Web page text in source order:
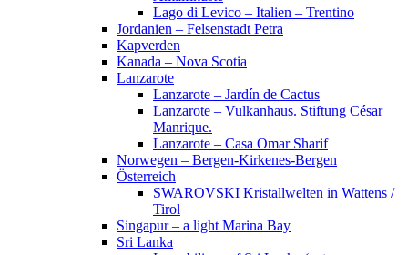
Lago di Levico – Italien – Trentino
Jordanien – Felsenstadt Petra
Kapverden
Kanada – Nova Scotia
Lanzarote
Lanzarote – Jardín de Cactus
Lanzarote – Vulkanhaus. Stiftung César
Manrique.
Lanzarote – Casa Omar Sharif
Norwegen – Bergen-Kirkenes-Bergen
Österreich
SWAROVSKI Kristallwelten in Wattens /
Tirol
Singapur – a light Marina Bay
Sri Lanka